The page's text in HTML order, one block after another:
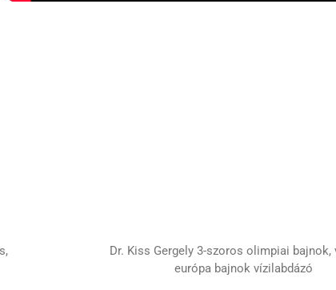
Dr. Kiss Gergely 3-szoros olimpiai bajnok,
európa bajnok vízilabdázó